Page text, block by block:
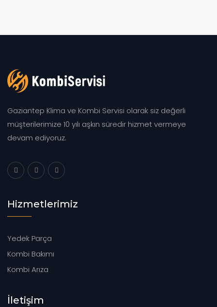
Gaziantep Klima ve Kombi Servisi olarak siz değerli
müşterilerimize 10 yılı aşkın süredir hizmet vermeye
devam ediyoruz.
Hizmetlerimiz
Yedek Parça
Kombi Bakımı
Kombi Arıza
İletişim